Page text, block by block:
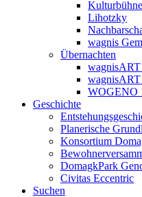
Lihotzky
wagnis
Übernachten
WOGENO
Geschichte
Planerische
Konsortium
DomagkPark
Civitas Eccentric
Suchen